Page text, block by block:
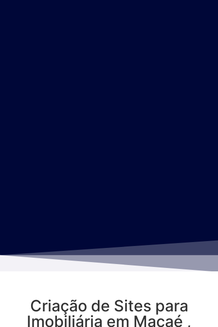
Criação de Sites para
Imobiliária em Macaé ,